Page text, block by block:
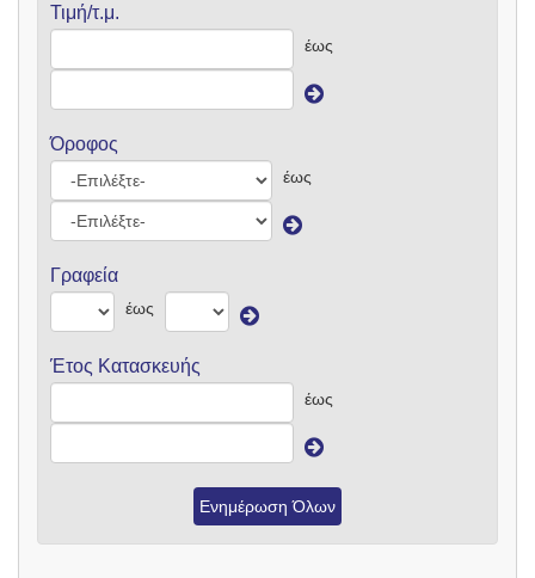
Τιμή/τ.μ.
έως
Όροφος
έως
Γραφεία
έως
Έτος Κατασκευής
έως
Ενημέρωση Όλων